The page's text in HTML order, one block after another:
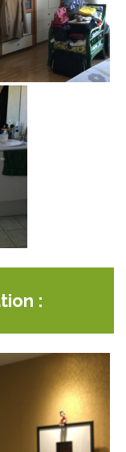
: